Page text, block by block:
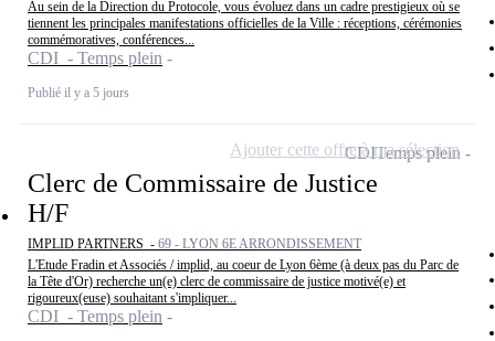
Au sein de la Direction du Protocole, vous évoluez dans un cadre prestigieux où se
tiennent les principales manifestations officielles de la Ville : réceptions, cérémonies
commémoratives, conférences...
CDI - Temps plein
Publié il y a 5 jours
Clerc de Commissaire de Justice
H/F
IMPLID PARTNERS - 69 - LYON 6E ARRONDISSEMENT
L'Etude Fradin et Associés / implid, au coeur de Lyon 6ème (à deux pas du Parc de
la Tête d'Or) recherche un(e) clerc de commissaire de justice motivé(e) et
rigoureux(euse) souhaitant s'impliquer...
CDI - Temps plein
CDITemps plein
Ajouter cette offre à ma sélection